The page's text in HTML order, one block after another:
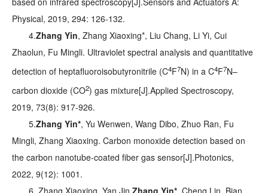
Physical, 2019, 294: 126-132.
4.Zhang Yin, Zhang Xiaoxing*, Liu Chang, Li Yi, Cui
Zhaolun, Fu Mingli. Ultraviolet spectral analysis and quantitative
detection of heptafluoroisobutyronitrile (C4F7N) in a C4F7N–
carbon dioxide (CO2) gas mixture[J].Applied Spectroscopy,
2019, 73(8): 917-926.
5.Zhang Yin*, Yu Wenwen, Wang Dibo, Zhuo Ran, Fu
Mingli, Zhang Xiaoxing. Carbon monoxide detection based on
the carbon nanotube-coated fiber gas sensor[J].Photonics,
2022, 9(12): 1001.
6. Zhang Xiaoxing, Yan Jin,Zhang Yin*, Cheng Lin, Bian